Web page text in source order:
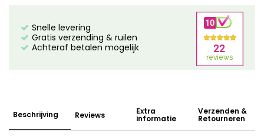
Snelle levering
Gratis verzending & ruilen
Achteraf betalen mogelijk
Beschrijving Reviews Extra
informatie
Verzenden &
Retourneren